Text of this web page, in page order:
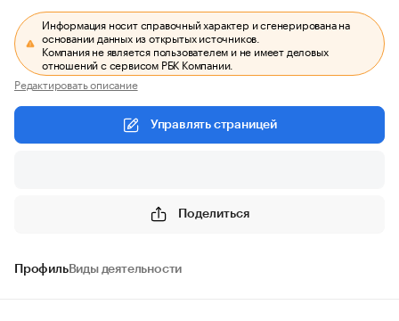
Информация носит справочный характер и сгенерирована на
основании данных из открытых источников.
Компания не является пользователем и не имеет деловых
отношений с сервисом РБК Компании.
Редактировать описание
Управлять страницей
Поделиться
ПрофильВиды деятельности